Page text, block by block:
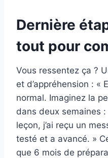
Dernière
tout pour
Vous ressentez ça ?
et d’appréhension : «
normal. Imaginez la
dans deux semaines :
leçon, j’ai reçu un
testé et a avancé. »
que 6 mois de